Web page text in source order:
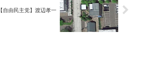
【自由民主党】渡辺孝一